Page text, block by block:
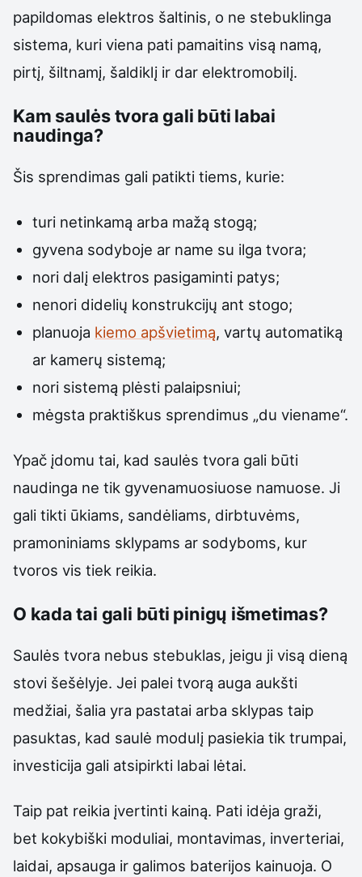
papildomas elektros šaltinis, o ne stebuklinga
sistema, kuri viena pati pamaitins visą namą,
pirtį, šiltnamį, šaldiklį ir dar elektromobilį.
Kam saulės tvora gali būti labai
naudinga?
Šis sprendimas gali patikti tiems, kurie:
turi netinkamą arba mažą stogą;
gyvena sodyboje ar name su ilga tvora;
nori dalį elektros pasigaminti patys;
nenori didelių konstrukcijų ant stogo;
planuoja kiemo apšvietimą, vartų automatiką
ar kamerų sistemą;
nori sistemą plėsti palaipsniui;
mėgsta praktiškus sprendimus „du viename“.
Ypač įdomu tai, kad saulės tvora gali būti
naudinga ne tik gyvenamuosiuose namuose. Ji
gali tikti ūkiams, sandėliams, dirbtuvėms,
pramoniniams sklypams ar sodyboms, kur
tvoros vis tiek reikia.
O kada tai gali būti pinigų išmetimas?
Saulės tvora nebus stebuklas, jeigu ji visą dieną
stovi šešėlyje. Jei palei tvorą auga aukšti
medžiai, šalia yra pastatai arba sklypas taip
pasuktas, kad saulė modulį pasiekia tik trumpai,
investicija gali atsipirkti labai lėtai.
Taip pat reikia įvertinti kainą. Pati idėja graži,
bet kokybiški moduliai, montavimas, inverteriai,
laidai, apsauga ir galimos baterijos kainuoja. O